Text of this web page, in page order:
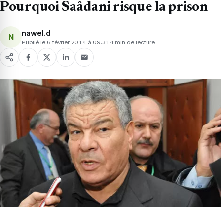
Pourquoi Saâdani risque la prison
N nawel.d
Publié le 6 février 2014 à 09:31 1 min de lecture